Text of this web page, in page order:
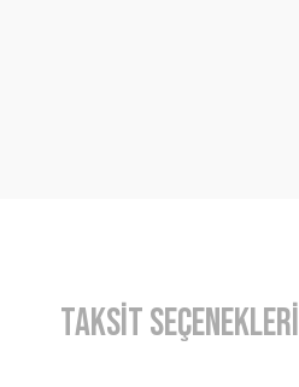
Taksit Seçenekleri